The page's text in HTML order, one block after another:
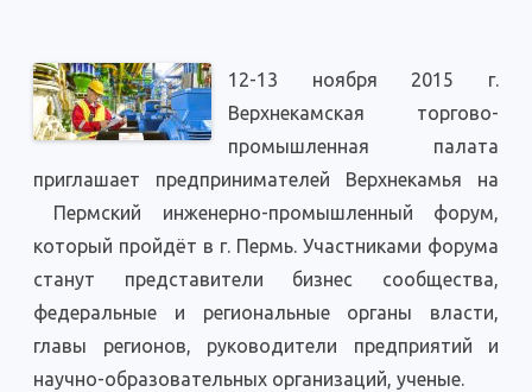
12-13 ноября 2015 г.
Верхнекамская торгово-
промышленная палата
приглашает предпринимателей Верхнекамья на
Пермский инженерно-промышленный форум,
который пройдёт в г. Пермь. Участниками форума
станут представители бизнес сообщества,
федеральные и региональные органы власти,
главы регионов, руководители предприятий и
научно-образовательных организаций, ученые.